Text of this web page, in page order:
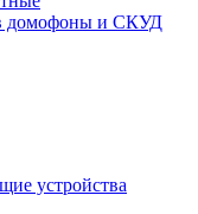
домофоны и СКУД
устройства